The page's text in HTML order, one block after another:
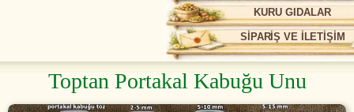
KURU GIDALAR
SİPARİŞ VE İLETİŞİM
Toptan Portakal Kabuğu Unu